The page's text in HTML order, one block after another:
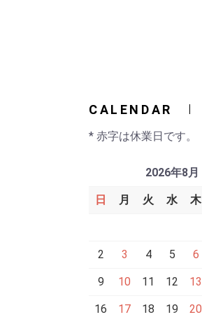
CALENDAR
* 赤字は休業日です。
2026年8月
日 月 火 水 木
2 3 4 5 6
9 10 11 12 13
16 17 18 19 20